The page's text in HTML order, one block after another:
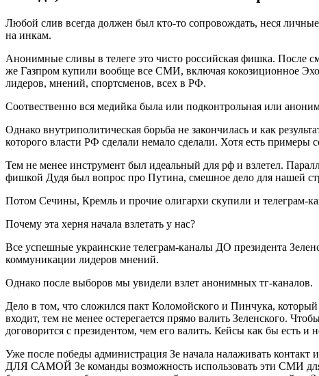
Любой слив всегда должен был кто-то сопровождать, неся
на инкам.
Анонимные сливы в телеге это чисто российская фишка. После
же Газпром купили вообще все СМИ, включая кокозиционное
лидеров, мнений, спортсменов, всех в РФ.
Соотвественно вся медийка была или подконтрольная или
Однако внутриполитическая борьба не закончилась и как
которого власти РФ сделали немало сделали. Хотя есть
Тем не менее инструмент был идеальный для рф и взлетел.
фишкой Дудя был вопрос про Путина, смешное дело для нашей
Потом Сечины, Кремль и прочие олигархи скупили и телеграм-
Почему эта херня начала взлетать у нас?
Все успешные украинские телеграм-каналы ДО президента
коммуникации лидеров мнений.
Однако после выборов мы увидели взлет анонимных тг-каналов.
Дело в том, что сложился пакт Коломойского и Пинчука,
входит, тем не менее остерегается прямо валить Зеленского.
договорится с президентом, чем его валить. Кейсы как бы есть и
Уже после победы администрация Зе начала налаживать
ДЛЯ САМОЙ Зе команды возможность использовать эти СМИ